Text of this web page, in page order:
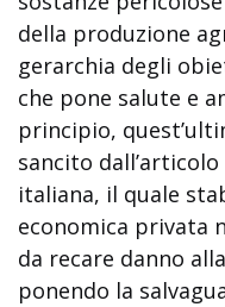
della produzione
gerarchia degli
che pone salute e
principio,
sancito
italiana, il quale
economica privata
da recare danno
ponendo la